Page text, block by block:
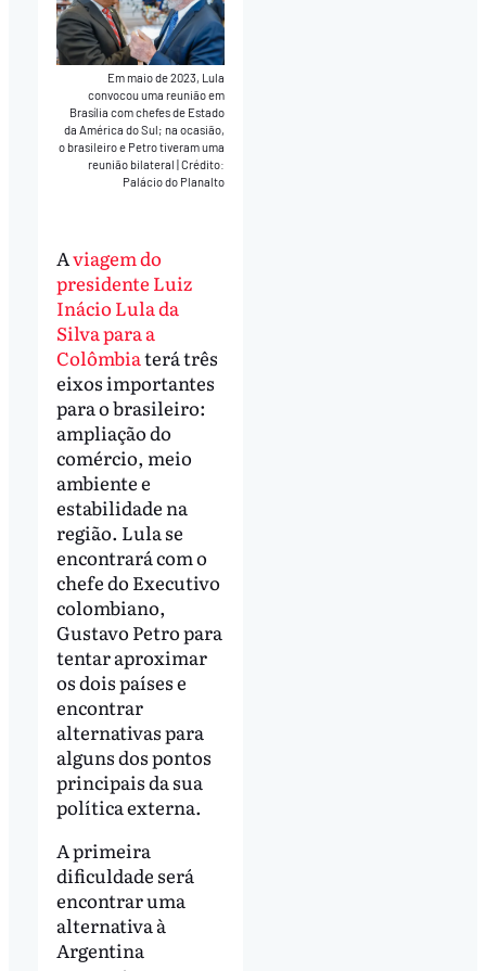
Em maio de 2023, Lula
convocou uma reunião em
Brasília com chefes de Estado
da América do Sul; na ocasião,
o brasileiro e Petro tiveram uma
reunião bilateral|Crédito:
Palácio do Planalto
Aviagem do
presidente Luiz
Inácio Lula da
Silva para a
Colômbiaterá três
eixos importantes
para o brasileiro:
ampliação do
comércio, meio
ambiente e
estabilidade na
região. Lula se
encontrará com o
chefe do Executivo
colombiano,
Gustavo Petro para
tentar aproximar
os dois países e
encontrar
alternativas para
alguns dos pontos
principais da sua
política externa.
A primeira
dificuldade será
encontrar uma
alternativa à
Argentina